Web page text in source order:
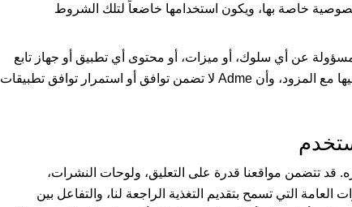
خاصة بها، ويكون استخدامها خاضعاً لتلك الشروط
مسؤولة عن أي سلوك، أو ميزات، أو محتوى أي تطبيق أو جهاز تابع
مع المزود، وأن Adme لا تضمن توافق أو استمرار توافق تطبيقات
تتضمن مواقعنا قدرة على التعليق، ولوحات النشرات،
التي تسمح بتقديم التغذية الراجعة لنا، والتفاعل بين